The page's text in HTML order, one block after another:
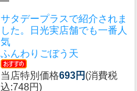
サタデープラスで紹介されま
した。日光実店舗でも一番人
気
ふんわりごぼう天
当店特別価格693円 (消費税
込:748円)